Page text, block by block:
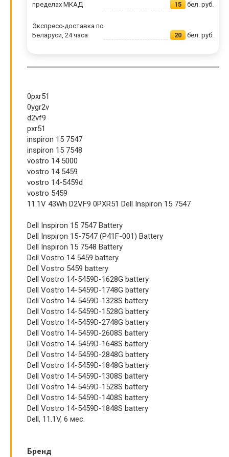
пределах МКАД
15 бел. руб.
Экспресс-доставка по
Беларуси, 24 часа
20 бел. руб.
0pxr51
0ygr2v
d2vf9
pxr51
inspiron 15 7547
inspiron 15 7548
vostro 14 5000
vostro 14 5459
vostro 14-5459d
vostro 5459
11.1V 43Wh D2VF9 0PXR51 Dell Inspiron 15 7547
Dell Inspiron 15 7547 Battery
Dell Inspiron 15-7547 (P41F-001) Battery
Dell Inspiron 15 7548 Battery
Dell Vostro 14 5459 battery
Dell Vostro 5459 battery
Dell Vostro 14-5459D-1628G battery
Dell Vostro 14-5459D-1748G battery
Dell Vostro 14-5459D-1328S battery
Dell Vostro 14-5459D-1528G battery
Dell Vostro 14-5459D-2748G battery
Dell Vostro 14-5459D-2608S battery
Dell Vostro 14-5459D-1648S battery
Dell Vostro 14-5459D-2848G battery
Dell Vostro 14-5459D-1848G battery
Dell Vostro 14-5459D-1308S battery
Dell Vostro 14-5459D-1528S battery
Dell Vostro 14-5459D-1408S battery
Dell Vostro 14-5459D-1848S battery
Dell, 11.1V, 6 мес.
Бренд